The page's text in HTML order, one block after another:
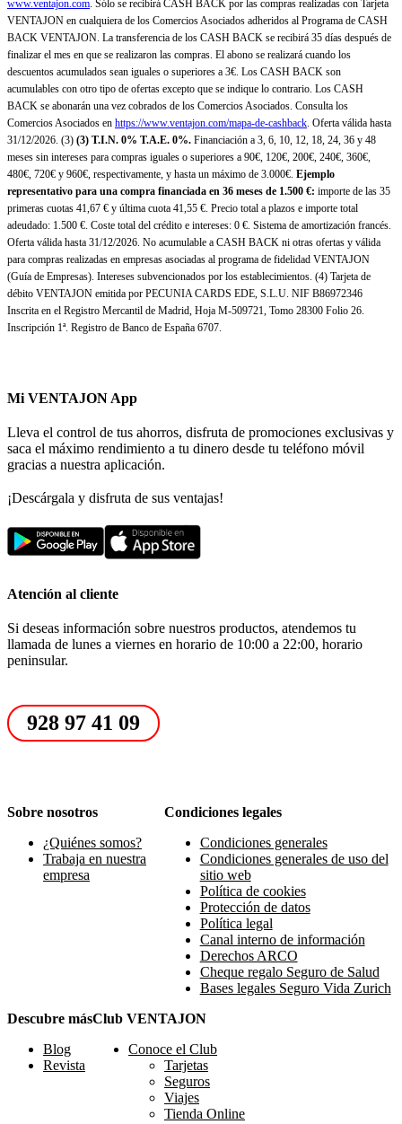
www.ventajon.com. Sólo se recibirá CASH BACK por las compras realizadas con Tarjeta
VENTAJON en cualquiera de los Comercios Asociados adheridos al Programa de CASH
BACK VENTAJON. La transferencia de los CASH BACK se recibirá 35 días después de
finalizar el mes en que se realizaron las compras. El abono se realizará cuando los
descuentos acumulados sean iguales o superiores a 3€. Los CASH BACK son
acumulables con otro tipo de ofertas excepto que se indique lo contrario. Los CASH
BACK se abonarán una vez cobrados de los Comercios Asociados. Consulta los
Comercios Asociados en https://www.ventajon.com/mapa-de-cashback. Oferta válida hasta
31/12/2026. (3) (3) T.I.N. 0% T.A.E. 0%. Financiación a 3, 6, 10, 12, 18, 24, 36 y 48
meses sin intereses para compras iguales o superiores a 90€, 120€, 200€, 240€, 360€,
480€, 720€ y 960€, respectivamente, y hasta un máximo de 3.000€. Ejemplo
representativo para una compra financiada en 36 meses de 1.500 €: importe de las 35
primeras cuotas 41,67 € y última cuota 41,55 €. Precio total a plazos e importe total
adeudado: 1.500 €. Coste total del crédito e intereses: 0 €. Sistema de amortización francés.
Oferta válida hasta 31/12/2026. No acumulable a CASH BACK ni otras ofertas y válida
para compras realizadas en empresas asociadas al programa de fidelidad VENTAJON
(Guía de Empresas). Intereses subvencionados por los establecimientos. (4) Tarjeta de
débito VENTAJON emitida por PECUNIA CARDS EDE, S.L.U. NIF B86972346
Inscrita en el Registro Mercantil de Madrid, Hoja M-509721, Tomo 28300 Folio 26.
Inscripción 1ª. Registro de Banco de España 6707.
Mi VENTAJON App
Lleva el control de tus ahorros, disfruta de promociones exclusivas y
saca el máximo rendimiento a tu dinero desde tu teléfono móvil
gracias a nuestra aplicación.
¡Descárgala y disfruta de sus ventajas!
Atención al cliente
Si deseas información sobre nuestros productos, atendemos tu
llamada de lunes a viernes en horario de 10:00 a 22:00, horario
peninsular.
928 97 41 09
Sobre nosotros
¿Quiénes somos?
Trabaja en nuestra
empresa
Condiciones legales
Condiciones generales
Condiciones generales de uso del
sitio web
Política de cookies
Protección de datos
Política legal
Canal interno de información
Derechos ARCO
Cheque regalo Seguro de Salud
Bases legales Seguro Vida Zurich
Descubre más
Blog
Revista
Club VENTAJON
Conoce el Club
Tarjetas
Seguros
Viajes
Tienda Online